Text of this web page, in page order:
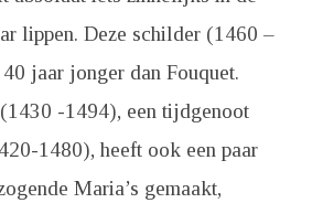
lippen. Deze schilder (1460 –
jaar jonger dan Fouquet.
-1494), een tijdgenoot
1480), heeft ook een paar
Maria’s gemaakt,